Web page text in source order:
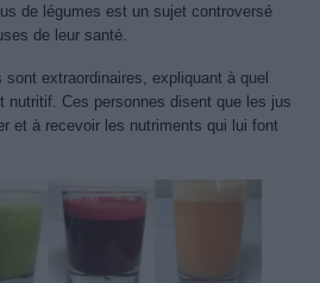
de légumes est un sujet controversé
de leur santé.
extraordinaires, expliquant à quel
nutritif. Ces personnes disent que les jus
et à recevoir les nutriments qui lui font